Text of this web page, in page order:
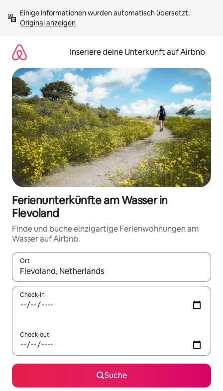
Inhalten
springenOriginal anzeigen
Inseriere deine Unterkunft auf Airbnb
Ferienunterkünfte am Wasser in
Flevoland
Finde und buche einzigartige Ferienwohnungen am
Wasser auf Airbnb.
Ort
Wenn Ergebnisse verfügbar sind, navigiere mit den
Check-in
Check-out
Suche